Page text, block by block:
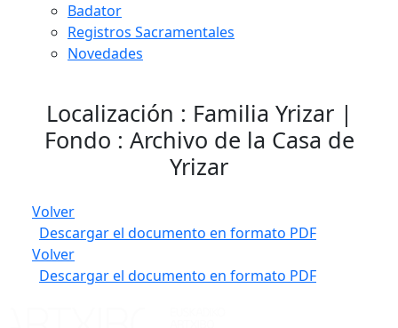
Badator
Registros Sacramentales
Novedades
Localización : Familia Yrizar |
Fondo : Archivo de la Casa de
Yrizar
Volver
Descargar el documento en formato PDF
Volver
Descargar el documento en formato PDF